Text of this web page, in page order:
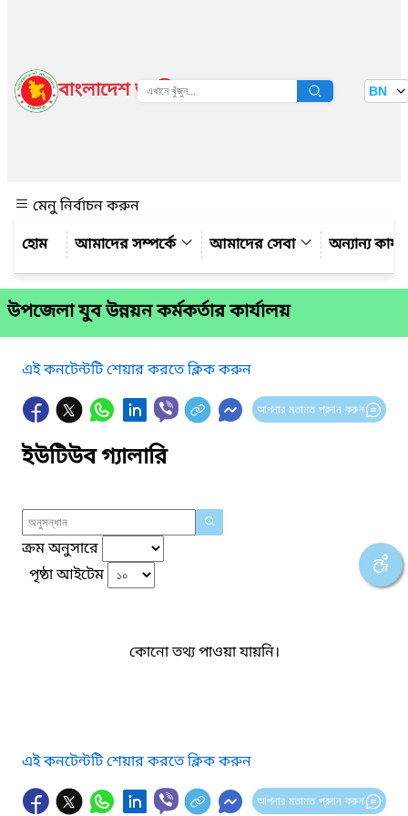
বাংলাদেশ জাতীয় তথ্য বাতায়ন BN
মেনু নির্বাচন করুন
আমাদের সম্পর্কে
আমাদের সেবা অন্যান্য
উপজেলা যুব উন্নয়ন কর্মকর্তার কার্যালয়
এই কনটেন্টটি শেয়ার করতে ক্লিক করুন
আপনার মতামত প্রদান করুন
ইউটিউব গ্যালারি
ক্রম অনুসারে
পৃষ্ঠা আইটেম
কোনো তথ্য পাওয়া যায়নি।
এই কনটেন্টটি শেয়ার করতে ক্লিক করুন
আপনার মতামত প্রদান করুন